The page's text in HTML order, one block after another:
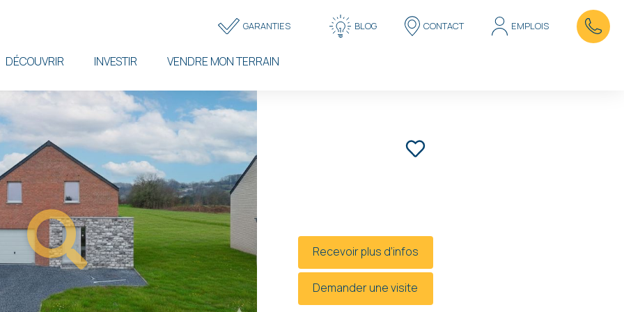
DÉCOUVRIR INVESTIR VENDRE MON TERRAIN
Topbar
menuGARANTIES BLOG CONTACT EMPLOIS
Recevoir plus d’infos
Demander une visite